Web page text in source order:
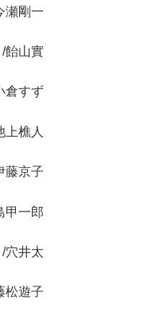
瀬剛一
飴山實
倉すず
上樵人
藤京子
甲一郎
穴井太
松遊子